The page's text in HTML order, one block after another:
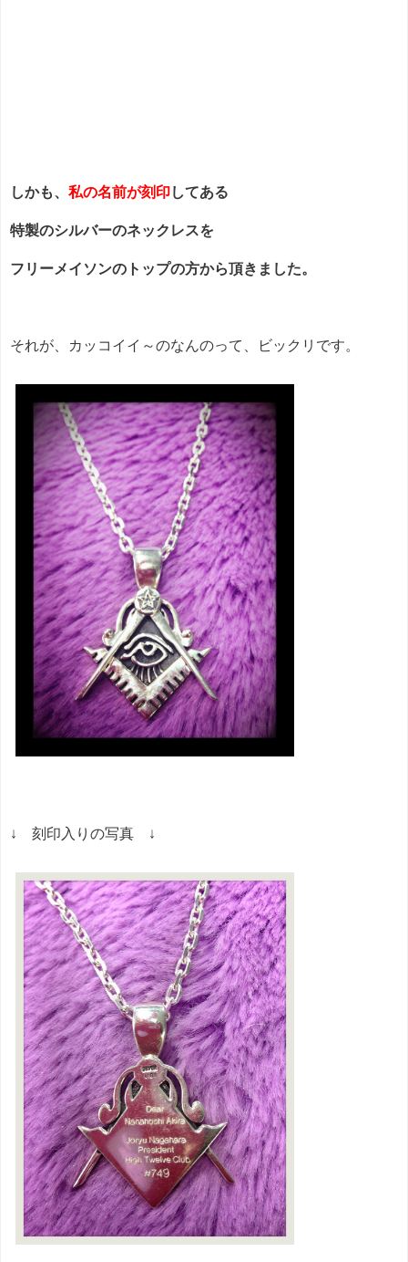
しかも、 私の名前が刻印してある
特製のシルバーのネックレスを
フリーメイソンのトップの方から頂きました。
それが、カッコイイ～のなんのって、ビックリです。
↓ 刻印入りの写真 ↓